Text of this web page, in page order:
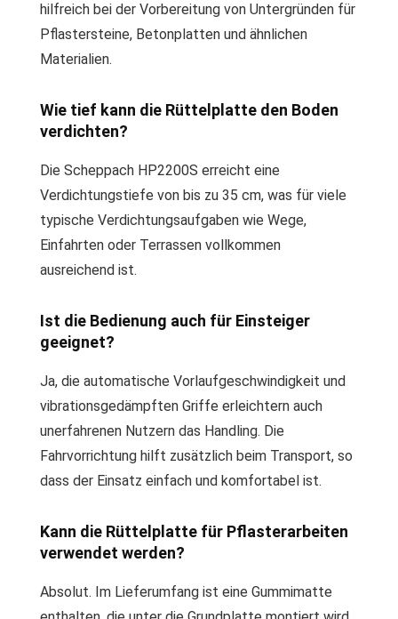
hilfreich bei der Vorbereitung von Untergründen für
Pflastersteine, Betonplatten und ähnlichen
Materialien.
Wie tief kann die Rüttelplatte den Boden
verdichten?
Die Scheppach HP2200S erreicht eine
Verdichtungstiefe von bis zu 35 cm, was für viele
typische Verdichtungsaufgaben wie Wege,
Einfahrten oder Terrassen vollkommen
ausreichend ist.
Ist die Bedienung auch für Einsteiger
geeignet?
Ja, die automatische Vorlaufgeschwindigkeit und
vibrationsgedämpften Griffe erleichtern auch
unerfahrenen Nutzern das Handling. Die
Fahrvorrichtung hilft zusätzlich beim Transport, so
dass der Einsatz einfach und komfortabel ist.
Kann die Rüttelplatte für Pflasterarbeiten
verwendet werden?
Absolut. Im Lieferumfang ist eine Gummimatte